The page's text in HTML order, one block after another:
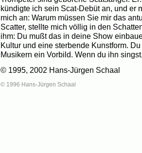
kündigte ich sein Scat-Debüt an, und er
mich an: Warum müssen Sie mir das
Scatter, stellte mich völlig in den
ihm: Du mußt das in deine Show
Kultur und eine sterbende Kunstform.
Musikern ein Vorbild. Wenn du ihn
© 1995, 2002 Hans-Jürgen Schaal
© 1996 Hans-Jürgen Schaal